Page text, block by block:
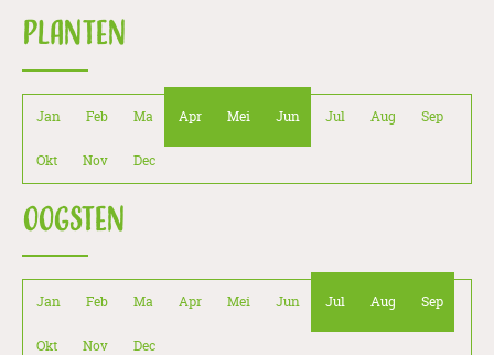
PLANTEN
Jan Feb Ma Apr Mei Jun Jul Aug Sep
Okt Nov Dec
OOGSTEN
Jan Feb Ma Apr Mei Jun Jul Aug Sep
Okt Nov Dec